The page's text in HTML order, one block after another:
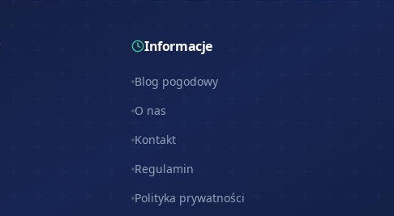
Informacje
Blog pogodowy
O nas
Kontakt
Regulamin
Polityka prywatności